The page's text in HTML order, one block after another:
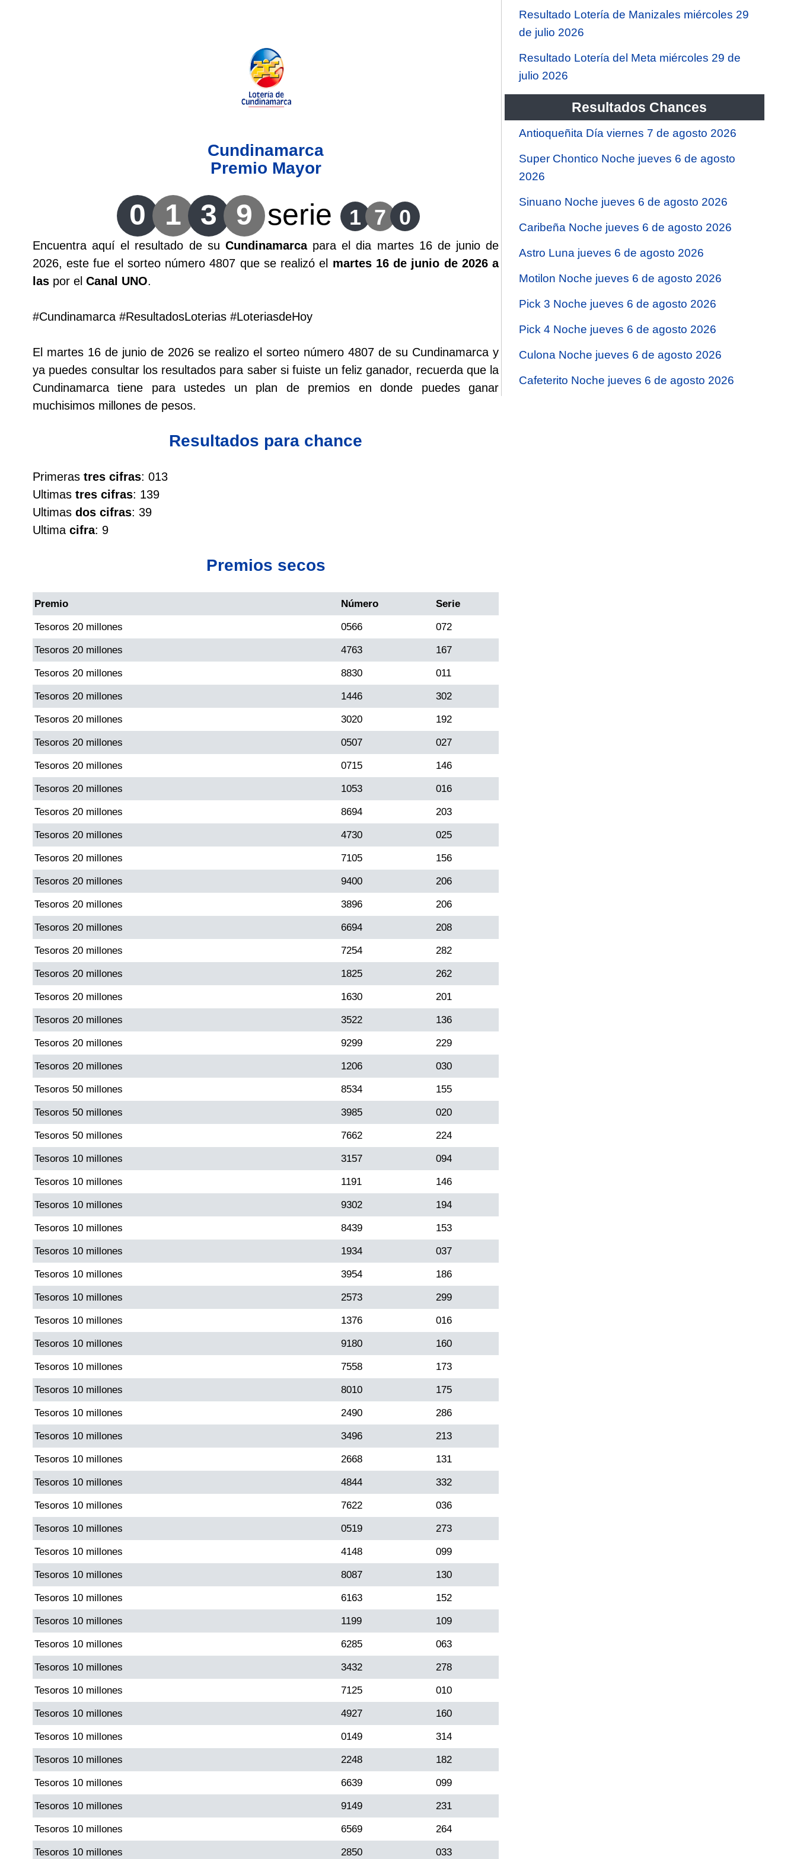
Lotería de Medellín
Lotería de Santander
Extra de Colombia
Antioqueñita Día
Astro Luna
Caribeña Noche
Chontico Día
Chontico Noche
Culona día
Culona noche
Dorado Mañana
Dorado Tarde
Dorado Noche
Fantástica Día
Fantástica Noche
Motilon Tarde
Motilon Noche
Paisita Noche
Paisita 3
Pick 3 Día
Pick 3 Noche
Pick 4 Día
Pick 4 Noche
Pijao de Oro
Saman de la suerte
Sinuano Día
Sinuano Noche
Super Chontico Noche
Cundinamarca
Premio Mayor
0 1 3 9 serie 1 7 0
Encuentra aquí el resultado de su Cundinamarcapara el dia martes 16 de junio de
2026, este fue el sorteo número 4807 que se realizó el martes 16 de junio de 2026 a
las por el Canal UNO.
#Cundinamarca #ResultadosLoterias #LoteriasdeHoy
El martes 16 de junio de 2026 se realizo el sorteo número 4807 de su Cundinamarca y
ya puedes consultar los resultados para saber si fuiste un feliz ganador, recuerda que la
Cundinamarca tiene para ustedes un plan de premios en donde puedes ganar
muchisimos millones de pesos.
Resultados para chance
Primeras tres cifras: 013
Ultimas tres cifras: 139
Ultimas dos cifras: 39
Ultima cifra: 9
Premios secos
Premio Número Serie
Tesoros 20 millones 0566 072
Tesoros 20 millones 4763 167
Tesoros 20 millones 8830 011
Tesoros 20 millones 1446 302
Tesoros 20 millones 3020 192
Tesoros 20 millones 0507 027
Tesoros 20 millones 0715 146
Tesoros 20 millones 1053 016
Tesoros 20 millones 8694 203
Tesoros 20 millones 4730 025
Tesoros 20 millones 7105 156
Tesoros 20 millones 9400 206
Tesoros 20 millones 3896 206
Tesoros 20 millones 6694 208
Tesoros 20 millones 7254 282
Tesoros 20 millones 1825 262
Tesoros 20 millones 1630 201
Tesoros 20 millones 3522 136
Tesoros 20 millones 9299 229
Tesoros 20 millones 1206 030
Tesoros 50 millones 8534 155
Tesoros 50 millones 3985 020
Tesoros 50 millones 7662 224
Tesoros 10 millones 3157 094
Tesoros 10 millones 1191 146
Tesoros 10 millones 9302 194
Tesoros 10 millones 8439 153
Tesoros 10 millones 1934 037
Tesoros 10 millones 3954 186
Tesoros 10 millones 2573 299
Tesoros 10 millones 1376 016
Tesoros 10 millones 9180 160
Tesoros 10 millones 7558 173
Tesoros 10 millones 8010 175
Tesoros 10 millones 2490 286
Tesoros 10 millones 3496 213
Tesoros 10 millones 2668 131
Tesoros 10 millones 4844 332
Tesoros 10 millones 7622 036
Tesoros 10 millones 0519 273
Tesoros 10 millones 4148 099
Tesoros 10 millones 8087 130
Tesoros 10 millones 6163 152
Tesoros 10 millones 1199 109
Tesoros 10 millones 6285 063
Tesoros 10 millones 3432 278
Tesoros 10 millones 7125 010
Tesoros 10 millones 4927 160
Tesoros 10 millones 0149 314
Tesoros 10 millones 2248 182
Tesoros 10 millones 6639 099
Tesoros 10 millones 9149 231
Tesoros 10 millones 6569 264
Tesoros 10 millones 2850 033
Resultado Lotería de Manizales miércoles 29
de julio 2026
Resultado Lotería del Meta miércoles 29 de
julio 2026
Resultados Chances
Antioqueñita Día viernes 7 de agosto 2026
Super Chontico Noche jueves 6 de agosto
2026
Sinuano Noche jueves 6 de agosto 2026
Caribeña Noche jueves 6 de agosto 2026
Astro Luna jueves 6 de agosto 2026
Motilon Noche jueves 6 de agosto 2026
Pick 3 Noche jueves 6 de agosto 2026
Pick 4 Noche jueves 6 de agosto 2026
Culona Noche jueves 6 de agosto 2026
Cafeterito Noche jueves 6 de agosto 2026